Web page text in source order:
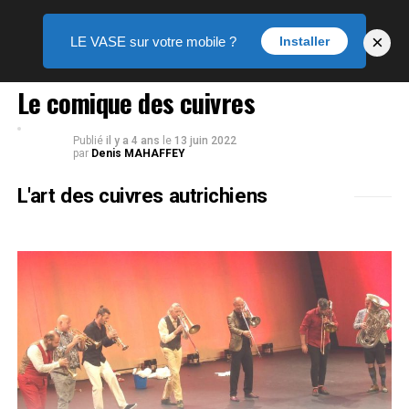
LE VASE DES ARTS
Le comique des cuivres
Publié il y a 4 ans le 13 juin 2022
par Denis MAHAFFEY
L'art des cuivres autrichiens
LE VASE sur votre mobile ? Installer ×